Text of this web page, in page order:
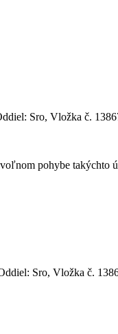
Sro, Vložka č.
pohybe takýchto
Sro, Vložka č.